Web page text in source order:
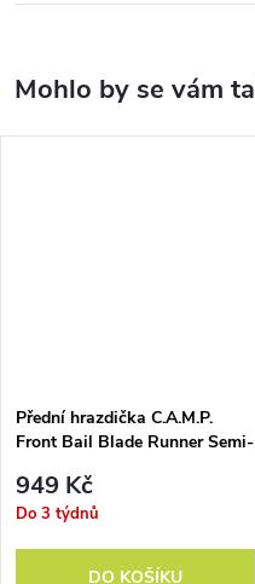
Přední hrazdička C.A.M.P.
Front Bail Blade Runner Semi-
949 Kč
Do 3 týdnů
DO KOŠÍKU